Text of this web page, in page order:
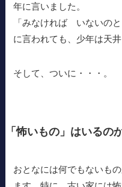
年に言いました。
「みなければ いないの
に言われても、少年は天
そして、ついに・・・。
「怖いもの」はいるの
おとなには何でもないも